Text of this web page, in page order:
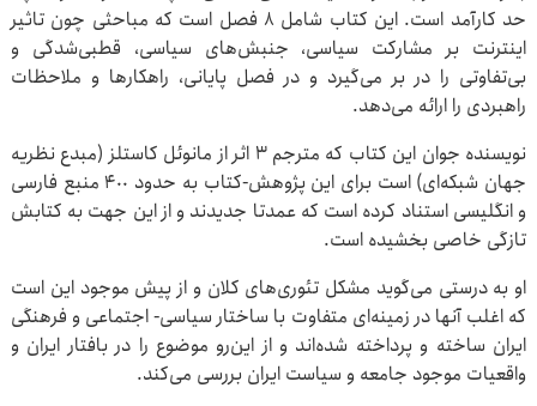
حد کارآمد است. این کتاب شامل ٨ فصل است که مباحثی چون تاثیر
اینترنت بر مشارکت سیاسی، جنبش‌های سیاسی، قطبی‌شدگی و
بی‌تفاوتی را در بر می‌گیرد و در فصل پایانی، راهکارها و ملاحظات
راهبردی را ارائه می‌دهد.
نویسنده جوان این کتاب که مترجم ٣ اثر از مانوئل کاستلز (مبدع نظریه
جهان شبکه‌ای) است برای این پژوهش-کتاب به حدود ۴٠٠ منبع فارسی
و انگلیسی استناد کرده است که عمدتا جدیدند و از این جهت به کتابش
تازگی خاصی بخشیده است.
او به درستی می‌گوید مشکل تئوری‌های کلان و از پیش موجود این است
که اغلب آنها در زمینه‌ای متفاوت با ساختار سیاسی- اجتماعی و فرهنگی
ایران ساخته و پرداخته شده‌اند و از این‌رو موضوع را در بافتار ایران و
واقعیات موجود جامعه و سیاست ایران بررسی می‌کند.